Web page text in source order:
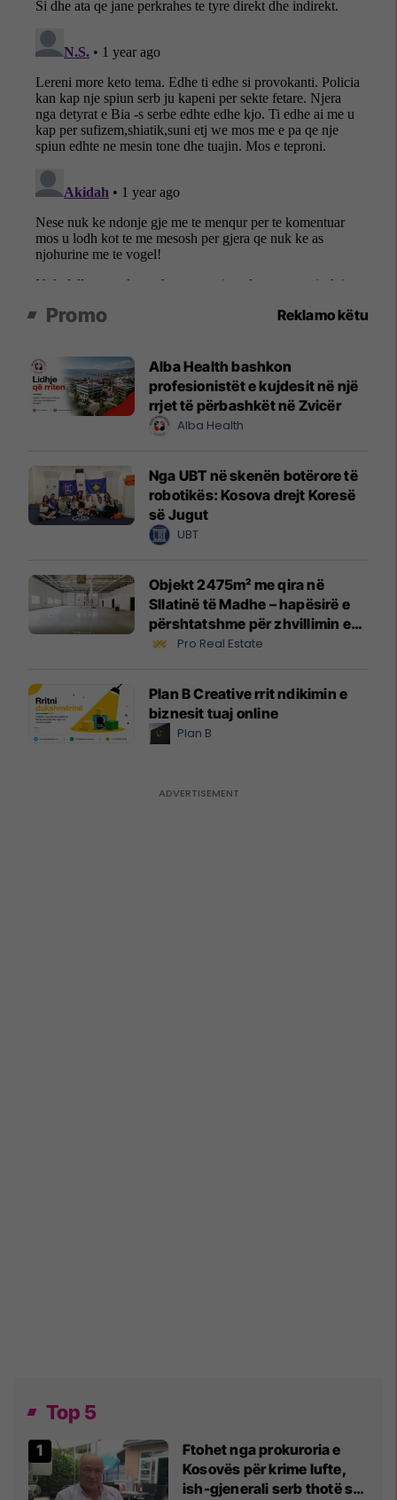
Promo Reklamo këtu
Alba Health bashkon
profesionistët e kujdesit në një
rrjet të përbashkët në Zvicër
Alba Health
Nga UBT në skenën botërore të
robotikës: Kosova drejt Koresë
së Jugut
UBT
Objekt 2475m² me qira në
Sllatinë të Madhe – hapësirë e
përshtatshme për zhvillimin e
biznesit #16068
Pro Real Estate
Plan B Creative rrit ndikimin e
biznesit tuaj online
Plan B
Top 5
Ftohet nga prokuroria e
Kosovës për krime lufte,
ish-gjenerali serb thotë se